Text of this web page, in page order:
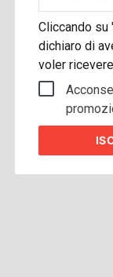
Cliccando su
dichiaro di
voler